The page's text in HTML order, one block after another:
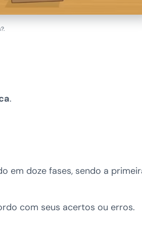
.
em doze fases, sendo a
com seus acertos ou erros.